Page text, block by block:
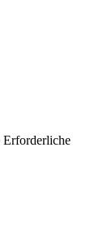
Erforderliche